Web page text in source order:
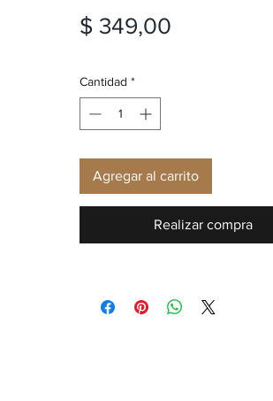
$ 349,00
Cantidad *
Agregar al carrito
Realizar compra